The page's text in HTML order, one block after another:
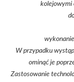
kolejowymi
W przypadku
ominąć je
Zastosowanie